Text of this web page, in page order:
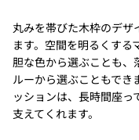
丸みを帯びた木枠のデ
ます。空間を明るくする
胆な色から選ぶことも、
ルーから選ぶこともでき
ッションは、長時間座っ
支えてくれます。